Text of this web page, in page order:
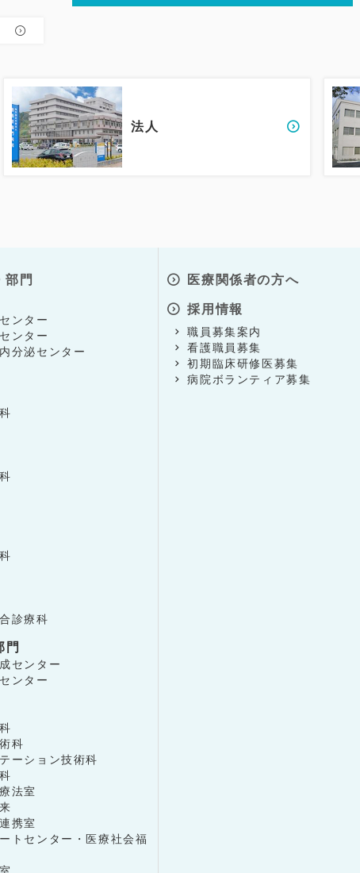
法人
部門
ンター
ンター
分泌センター
診療科
門
センター
ンター
科
ーション技術科
法室
携室
トセンター・医療社会福
医療関係者の方へ
採用情報
職員募集案内
看護職員募集
初期臨床研修医募集
病院ボランティア募集